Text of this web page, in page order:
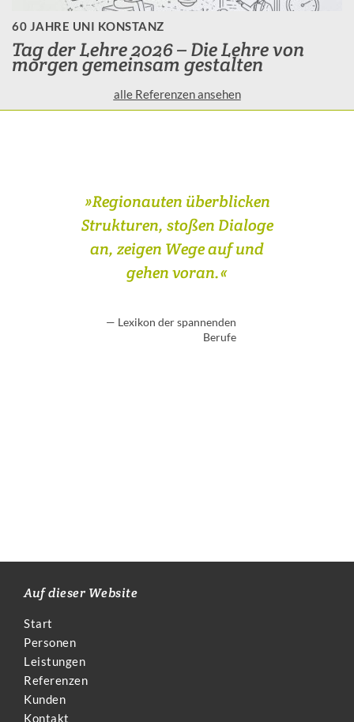
60 JAHRE UNI KONSTANZ
Tag der Lehre 2026 – Die Lehre von
morgen gemeinsam gestalten
alle Referenzen ansehen
»Regionauten überblicken
Strukturen, stoßen Dialoge
an, zeigen Wege auf und
gehen voran.«
— Lexikon der spannenden
Berufe
Auf dieser Website
Start
Personen
Leistungen
Referenzen
Kunden
Kontakt